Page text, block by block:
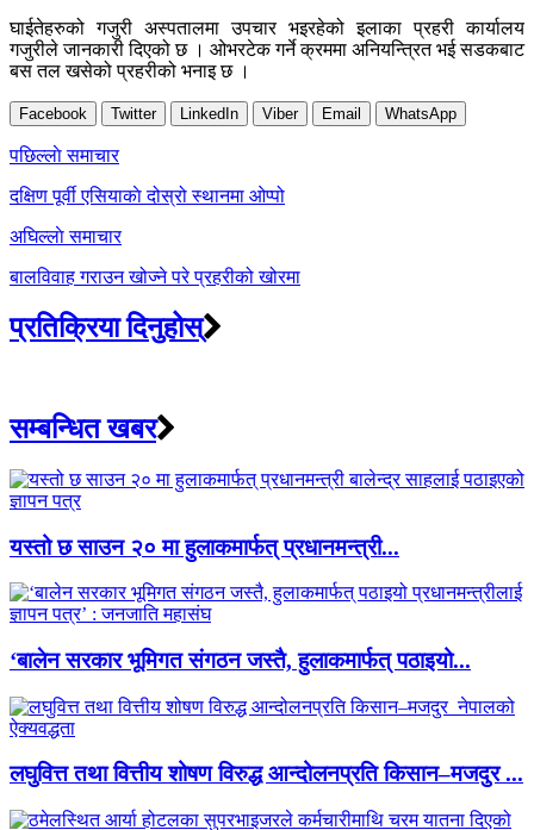
घाईतेहरुको गजुरी अस्पतालमा उपचार भइरहेको इलाका प्रहरी कार्यालय
गजुरीले जानकारी दिएको छ । ओभरटेक गर्ने क्रममा अनियन्त्रित भई सडकबाट
बस तल खसेको प्रहरीको भनाइ छ ।
Facebook Twitter LinkedIn Viber Email WhatsApp
Post
navigation
पछिल्लाे समाचार
दक्षिण पूर्वी एसियाकाे दोस्रो स्थानमा ओप्पो
अघिल्लाे समाचार
बालविवाह गराउन खोज्ने परे प्रहरीको खोरमा
प्रतिक्रिया दिनुहोस्
सम्बन्धित खबर
यस्तो छ साउन २० मा हुलाकमार्फत् प्रधानमन्त्री...
‘बालेन सरकार भूमिगत संगठन जस्तै, हुलाकमार्फत् पठाइयो...
लघुवित्त तथा वित्तीय शोषण विरुद्ध आन्दोलनप्रति किसान–मजदुर ...